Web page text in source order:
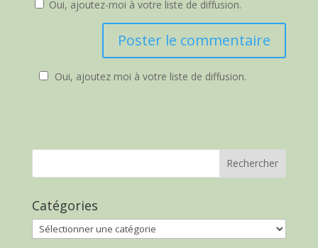
Oui, ajoutez-moi à votre liste de diffusion.
Oui, ajoutez moi à votre liste de diffusion.
Catégories
Catégories